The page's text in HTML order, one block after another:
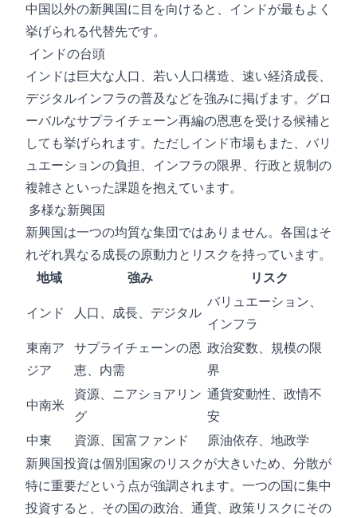
中国以外の新興国に目を向けると、インドが最もよく
挙げられる代替先です。
インドの台頭
インドは巨大な人口、若い人口構造、速い経済成長、
デジタルインフラの普及などを強みに掲げます。グロ
ーバルなサプライチェーン再編の恩恵を受ける候補と
しても挙げられます。ただしインド市場もまた、バリ
ュエーションの負担、インフラの限界、行政と規制の
複雑さといった課題を抱えています。
多様な新興国
新興国は一つの均質な集団ではありません。各国はそ
れぞれ異なる成長の原動力とリスクを持っています。
地域
強み リスク
インド 人口、成長、デジタル
バリュエーション、
インフラ
東南ア
ジア
サプライチェーンの恩
恵、内需
政治変数、規模の限
界
中南米
資源、ニアショアリン
グ
通貨変動性、政情不
安
中東
資源、国富ファンド
原油依存、地政学
新興国投資は個別国家のリスクが大きいため、分散が
特に重要だという点が強調されます。一つの国に集中
投資すると、その国の政治、通貨、政策リスクにその